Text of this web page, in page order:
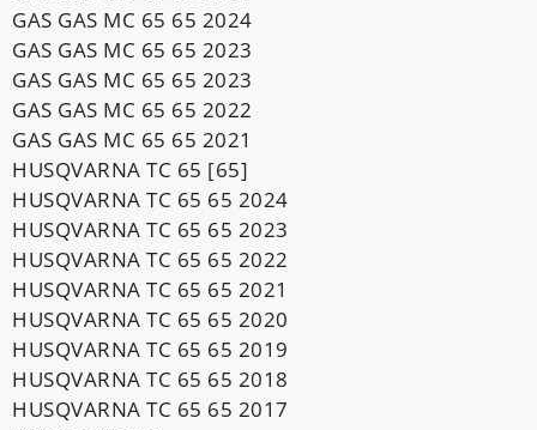
GAS GAS MC 65 65 2024
GAS GAS MC 65 65 2023
GAS GAS MC 65 65 2023
GAS GAS MC 65 65 2022
GAS GAS MC 65 65 2021
HUSQVARNA TC 65 [65]
HUSQVARNA TC 65 65 2024
HUSQVARNA TC 65 65 2023
HUSQVARNA TC 65 65 2022
HUSQVARNA TC 65 65 2021
HUSQVARNA TC 65 65 2020
HUSQVARNA TC 65 65 2019
HUSQVARNA TC 65 65 2018
HUSQVARNA TC 65 65 2017